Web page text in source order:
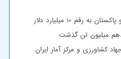
رقم 10 میلیارد دلار
کشاورزی و مرکز آمار ایران